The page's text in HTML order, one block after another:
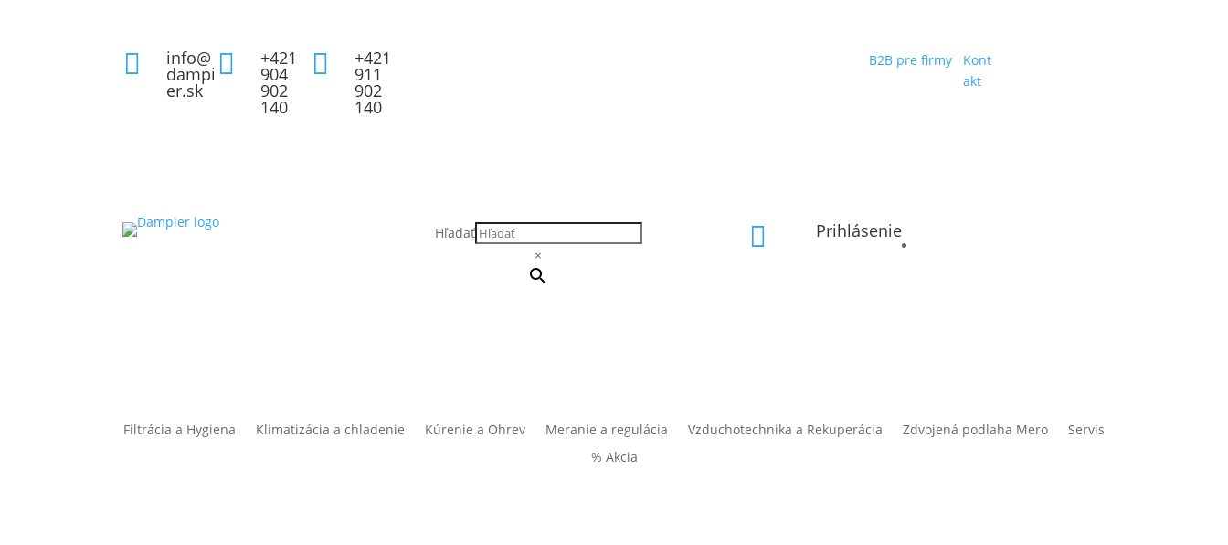
 info@
dampi
er.sk
 +421
904
902
140
 +421
911
902
140
B2B pre firmy
Kont
akt
Hľadať
×
 Prihlásenie
Filtrácia a Hygiena Klimatizácia a chladenie Kúrenie a Ohrev Meranie a regulácia Vzduchotechnika a Rekuperácia Zdvojená podlaha Mero
Servis
% Akcia